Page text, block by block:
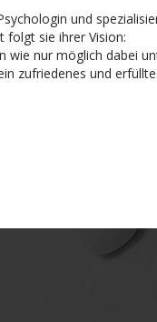
und
folgt sie ihrer Vision:
wie nur möglich dabei
zufriedenes und